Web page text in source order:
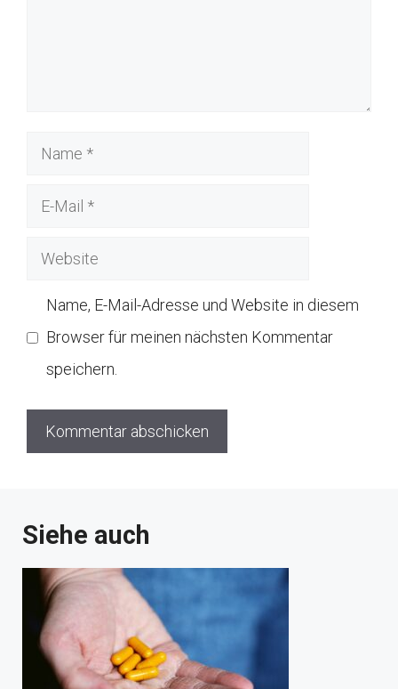
Name
Website
Name, E-Mail-Adresse und Website in diesem
Browser für meinen nächsten Kommentar
speichern.
Siehe auch